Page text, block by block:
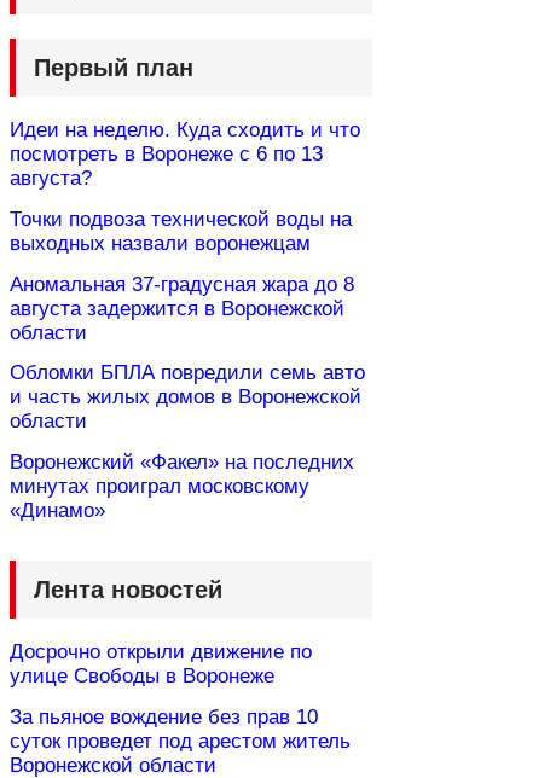
Первый план
Идеи на неделю. Куда сходить и что
посмотреть в Воронеже с 6 по 13
августа?
Точки подвоза технической воды на
выходных назвали воронежцам
Аномальная 37-градусная жара до 8
августа задержится в Воронежской
области
Обломки БПЛА повредили семь авто
и часть жилых домов в Воронежской
области
Воронежский «Факел» на последних
минутах проиграл московскому
«Динамо»
Лента новостей
Досрочно открыли движение по
улице Свободы в Воронеже
За пьяное вождение без прав 10
суток проведет под арестом житель
Воронежской области